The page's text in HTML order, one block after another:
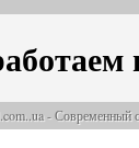
- Современный